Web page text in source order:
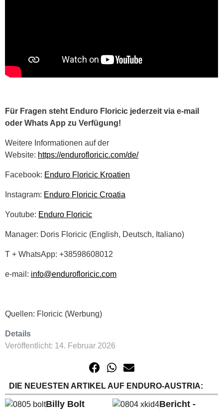
Für Fragen steht Enduro Floricic jederzeit via e-mail
oder Whats App zu Verfügung!
Weitere Informationen auf der
Website: https://endurofloricic.com/de/
Facebook: Enduro Floricic Kroatien
Instagram: Enduro Floricic Croatia
Youtube: Enduro Floricic
Manager: Doris Floricic (English, Deutsch, Italiano)
T + WhatsApp: +38598608012
e-mail: info@endurofloricic.com
Quellen: Floricic (Werbung)
Details
Veröffentlicht: 14. Februar 2026
DIE NEUESTEN ARTIKEL AUF ENDURO-AUSTRIA:
Billy Bolt Bericht -